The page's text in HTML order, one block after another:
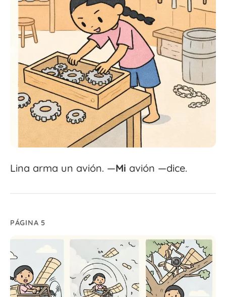
Lina arma un avión. —Mi avión —dice.
PÁGINA 5